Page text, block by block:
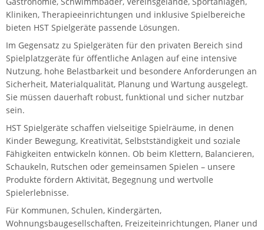
Kliniken, Therapieeinrichtungen und inklusive Spielbereiche
bieten HST Spielgeräte passende Lösungen.
Im Gegensatz zu Spielgeräten für den privaten Bereich sind
Spielplatzgeräte für öffentliche Anlagen auf eine intensive
Nutzung, hohe Belastbarkeit und besondere Anforderungen an
Sicherheit, Materialqualität, Planung und Wartung ausgelegt.
Sie müssen dauerhaft robust, funktional und sicher nutzbar
sein.
HST Spielgeräte schaffen vielseitige Spielräume, in denen
Kinder Bewegung, Kreativität, Selbstständigkeit und soziale
Fähigkeiten entwickeln können. Ob beim Klettern, Balancieren,
Schaukeln, Rutschen oder gemeinsamen Spielen – unsere
Produkte fördern Aktivität, Begegnung und wertvolle
Spielerlebnisse.
Für Kommunen, Schulen, Kindergärten,
Wohnungsbaugesellschaften, Freizeiteinrichtungen, Planer und